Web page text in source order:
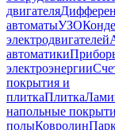
двигателя
автоматыУЗО
электродвигателей
автоматики
электроэнергии
покрытия и
плиткаПлитка
напольные
полыКовролин